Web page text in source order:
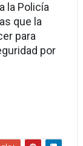
la Policía
que la
para
por